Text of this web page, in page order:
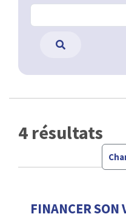
4 résultats
FINANCER SON